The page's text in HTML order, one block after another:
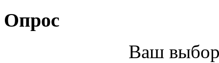
Опрос
Ваш выбор